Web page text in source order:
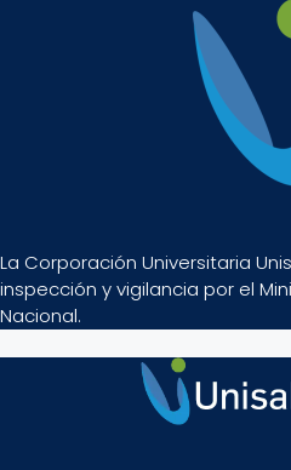
La Corporación Universitaria
inspección y vigilancia por el
Nacional.